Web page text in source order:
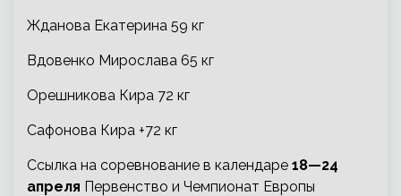
Жданова Екатерина 59 кг
Вдовенко Мирослава 65 кг
Орешникова Кира 72 кг
Сафонова Кира +72 кг
Ссылка на соревнование в календаре 18—24
апреля Первенство и Чемпионат Европы